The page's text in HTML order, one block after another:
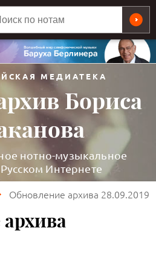
МЕДИАТЕКА
Бориса
нотно-музыкальное
Интернете
Обновление архива 28.09.2019